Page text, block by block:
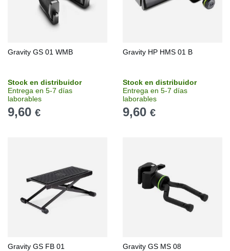
Gravity GS 01 WMB
Stock en distribuidor
Entrega en 5-7 días
laborables
9,60 €
Gravity HP HMS 01 B
Stock en distribuidor
Entrega en 5-7 días
laborables
9,60 €
Gravity GS FB 01 Gravity GS MS 08